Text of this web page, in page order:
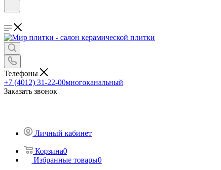
Телефоны
+7 (4012) 31-22-00многоканальный
Заказать звонок
Личный кабинет
Корзина0
Избранные товары0